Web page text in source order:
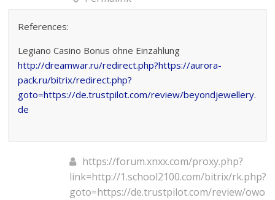
References:
Legiano Casino Bonus ohne Einzahlung
http://dreamwar.ru/redirect.php?https://aurora-
pack.ru/bitrix/redirect.php?
goto=https://de.trustpilot.com/review/beyondjewellery.
de
https://forum.xnxx.com/proxy.php?
link=http://1.school2100.com/bitrix/rk.php?
goto=https://de.trustpilot.com/review/owo